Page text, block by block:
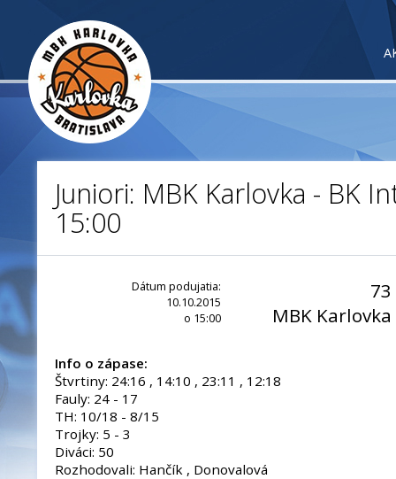
Juniori: MBK Karlovka - BK
15:00
Dátum podujatia:
10.10.2015
o 15:00
73
MBK Karlovka
Info o zápase:
Štvrtiny: 24:16 , 14:10 , 23:11 , 12:18
Fauly: 24 - 17
TH: 10/18 - 8/15
Trojky: 5 - 3
Diváci: 50
Rozhodovali: Hančík , Donovalová